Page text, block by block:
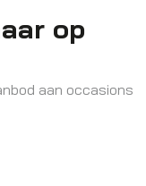
op
aan occasions